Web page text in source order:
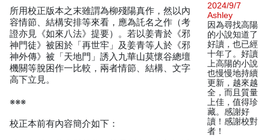
所用校正版本之末雖謂為柳殘陽真作，然以內
容情節、結構安排等來看，應為託名之作（考
證亦見《如來八法》提要）。若以姜青於《邪
神門徒》被困於「再世牢」及姜青等人於《邪
神外傳》被「天地門」誘入九華山莫懷谷總壇
機關等脫困作一比較，兩者情節、結構、文字
高下立見。
※※※
校正本前有內容簡介如下：
2024/9/7
Ashley
因為尋找高陽
的小說知道了
好讀，也已經
十年了。好讀
上高陽的小說
也慢慢地持續
更新，越來越
全，而且質量
上佳，值得珍
藏。感謝好
讀！感謝校對
者！